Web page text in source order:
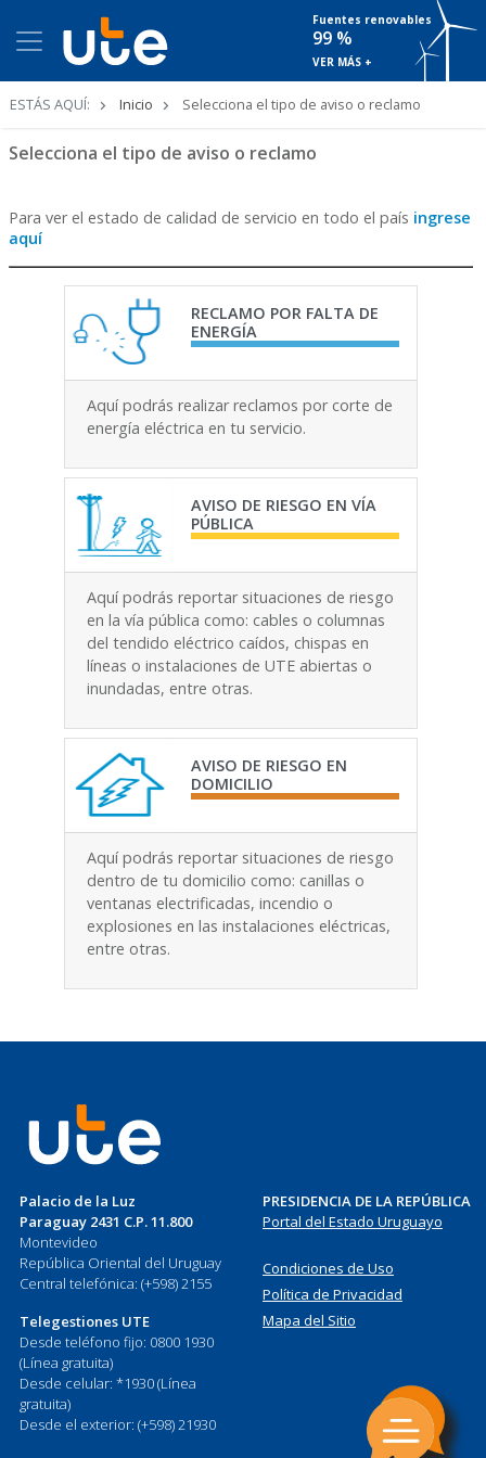
Fuentes renovables
99 %
VER MÁS +
ESTÁS AQUÍ: Inicio Selecciona el tipo de aviso o reclamo
Selecciona el tipo de aviso o reclamo
Para ver el estado de calidad de servicio en todo el país ingrese
aquí
RECLAMO POR FALTA DE
ENERGÍA
Aquí podrás realizar reclamos por corte de
energía eléctrica en tu servicio.
AVISO DE RIESGO EN VÍA
PÚBLICA
Aquí podrás reportar situaciones de riesgo
en la vía pública como: cables o columnas
del tendido eléctrico caídos, chispas en
líneas o instalaciones de UTE abiertas o
inundadas, entre otras.
AVISO DE RIESGO EN
DOMICILIO
Aquí podrás reportar situaciones de riesgo
dentro de tu domicilio como: canillas o
ventanas electrificadas, incendio o
explosiones en las instalaciones eléctricas,
entre otras.
Palacio de la Luz
Paraguay 2431 C.P. 11.800
Montevideo
República Oriental del Uruguay
Central telefónica: (+598) 2155
Telegestiones UTE
Desde teléfono fijo: 0800 1930
(Línea gratuita)
Desde celular: *1930 (Línea
gratuita)
Desde el exterior: (+598) 21930
PRESIDENCIA DE LA REPÚBLICA
Portal del Estado Uruguayo
Condiciones de Uso
Política de Privacidad
Mapa del Sitio